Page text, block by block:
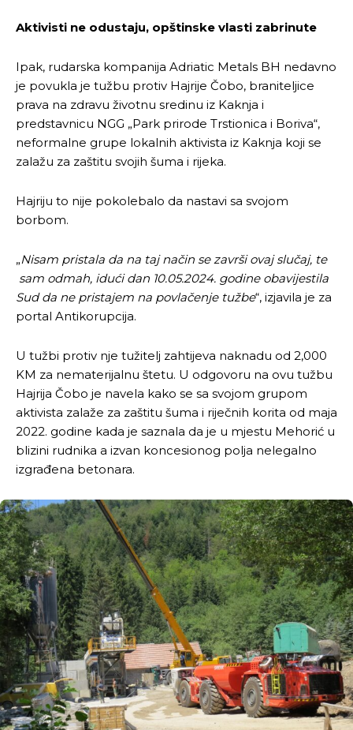
Aktivisti ne odustaju, opštinske vlasti zabrinute
Ipak, rudarska kompanija Adriatic Metals BH nedavno
je povukla je tužbu protiv Hajrije Čobo, braniteljice
prava na zdravu životnu sredinu iz Kaknja i
predstavnicu NGG „Park prirode Trstionica i Boriva“,
neformalne grupe lokalnih aktivista iz Kaknja koji se
zalažu za zaštitu svojih šuma i rijeka.
Hajriju to nije pokolebalo da nastavi sa svojom
borbom.
„Nisam pristala da na taj način se završi ovaj slučaj, te
sam odmah, idući dan 10.05.2024. godine obavijestila
Sud da ne pristajem na povlačenje tužbe“, izjavila je za
portal Antikorupcija.
U tužbi protiv nje tužitelj zahtijeva naknadu od 2,000
KM za nematerijalnu štetu. U odgovoru na ovu tužbu
Hajrija Čobo je navela kako se sa svojom grupom
aktivista zalaže za zaštitu šuma i riječnih korita od maja
2022. godine kada je saznala da je u mjestu Mehorić u
blizini rudnika a izvan koncesionog polja nelegalno
izgrađena betonara.